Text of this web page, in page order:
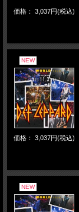
価格： 3,037円(税込)
NEW
価格： 3,037円(税込)
NEW